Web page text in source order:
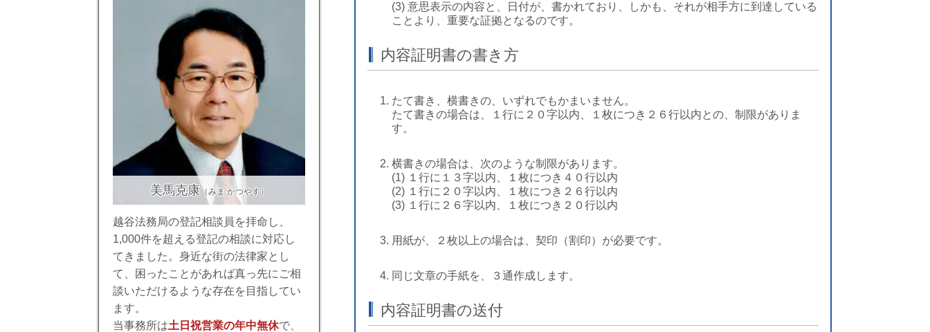
(3) 意思表示の内容と、日付が、書かれており、しかも、それが相手方に到達している
ことより、重要な証拠となるのです。
内容証明書の書き方
たて書き、横書きの、いずれでもかまいません。
たて書きの場合は、１行に２０字以内、１枚につき２６行以内との、制限がありま
す。
横書きの場合は、次のような制限があります。
(1) １行に１３字以内、１枚につき４０行以内
(2) １行に２０字以内、１枚につき２６行以内
(3) １行に２６字以内、１枚につき２０行以内
用紙が、２枚以上の場合は、契印（割印）が必要です。
同じ文章の手紙を、３通作成します。
内容証明書の送付
美馬克康（みま かつやす）
越谷法務局の登記相談員を拝命し、
1,000件を超える登記の相談に対応し
てきました。身近な街の法律家とし
て、困ったことがあれば真っ先にご相
談いただけるような存在を目指してい
ます。
当事務所は土日祝営業の年中無休で、